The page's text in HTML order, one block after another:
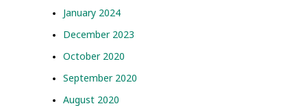
January 2024
December 2023
October 2020
September 2020
August 2020